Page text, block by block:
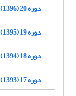
دوره 20 (1396)
دوره 19 (1395)
دوره 18 (1394)
دوره 17 (1393)